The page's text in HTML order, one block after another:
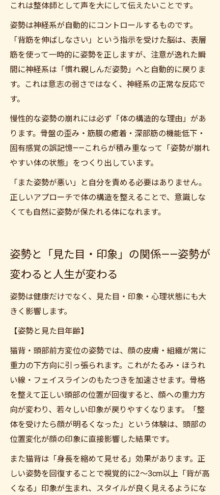
これは整体師として声を大にして伝えたいことです。
姿勢は神経系が自動的にコントロールするものです。
「背筋を伸ばしなさい」という指示を受けた脳は、表層
筋を使って一時的に姿勢を正しますが、注意が逸れた瞬
間に神経系は「慣れ親しんだ姿勢」へと自動的に戻りま
す。これは意志の弱さではなく、神経系の正常な反応で
す。
慢性的な姿勢の崩れには必ず「体の構造的な理由」があ
ります。骨盤の歪み・筋膜の癒着・深部筋の機能低下・
固有感覚の誤記憶——これらが積み重なって「姿勢が崩れ
やすい体の状態」をつくり出しています。
「また姿勢が悪い」と自分を責める必要はありません。
正しいアプローチで体の構造を整えることで、意識しな
くても自然に姿勢が保たれる体になれます。
姿勢と「見た目・印象」の関係——姿勢が
変わると人生が変わる
姿勢は健康だけでなく、見た目・印象・心理状態にも大
きく影響します。
【姿勢と見た目年齢】
猫背・頭部前方変位の姿勢では、顔の皮膚・組織が常に
重力の下方向に引っ張られます。これがたるみ・ほうれ
い線・フェイスラインのもたつきを加速させます。骨格
を整えて正しい頭部の位置が回復すると、顔への重力方
向が変わり、若々しい印象が戻りやすくなります。「整
体を受けたら顔が明るくなった」という体験は、頭部の
位置変化が顔の印象に直接影響した結果です。
また猫背は「身長を縮めて見せる」効果があります。正
しい姿勢を回復することで視覚的に2〜3cm以上「背が高
くなる」印象が生まれ、スタイルが良く見えるようにな